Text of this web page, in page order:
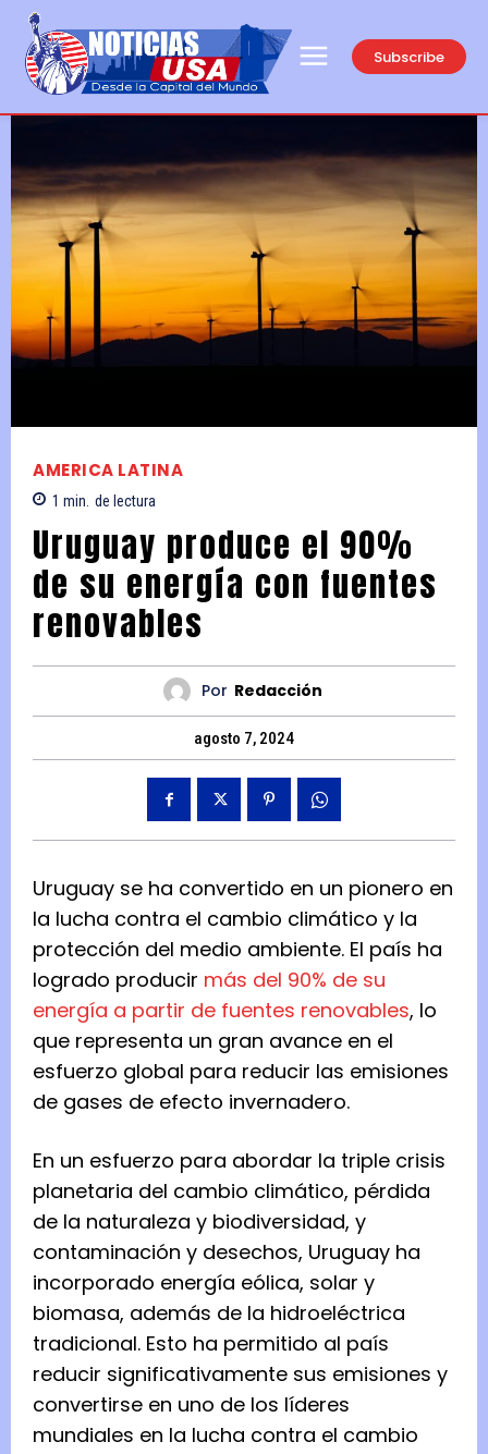
Subscribe
AMERICA LATINA
1 min. de lectura
Uruguay produce el 90%
de su energía con fuentes
renovables
Por Redacción
agosto 7, 2024
Uruguay se ha convertido en un pionero en
la lucha contra el cambio climático y la
protección del medio ambiente. El país ha
logrado producir más del 90% de su
energía a partir de fuentes renovables, lo
que representa un gran avance en el
esfuerzo global para reducir las emisiones
de gases de efecto invernadero.
En un esfuerzo para abordar la triple crisis
planetaria del cambio climático, pérdida
de la naturaleza y biodiversidad, y
contaminación y desechos, Uruguay ha
incorporado energía eólica, solar y
biomasa, además de la hidroeléctrica
tradicional. Esto ha permitido al país
reducir significativamente sus emisiones y
convertirse en uno de los líderes
mundiales en la lucha contra el cambio